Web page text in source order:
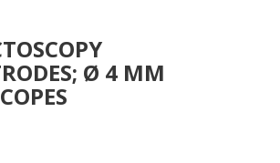
Ø 4 MM